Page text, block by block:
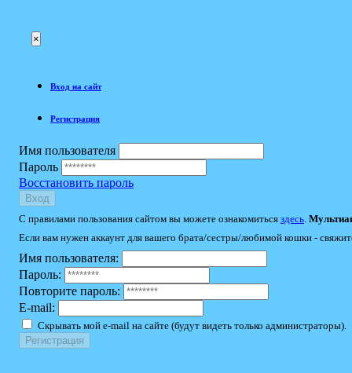
×
Вход на сайт
Регистрация
Имя пользователя
Пароль
Восстановить пароль
Вход
С правилами пользования сайтом вы можете ознакомиться здесь
Если вам нужен аккаунт для вашего брата/сестры/любимой кошки -
Имя пользователя:
Пароль:
Повторите пароль:
E-mail:
Скрывать мой e-mail на сайте (будут видеть только администраторы).